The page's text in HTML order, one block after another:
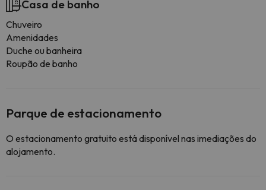
Casa de banho
Chuveiro
Amenidades
Duche ou banheira
Roupão de banho
Parque de estacionamento
O estacionamento gratuito está disponível nas imediações do
alojamento.